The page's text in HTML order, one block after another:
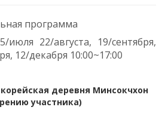
программа
22/августа, 19/сентября,
12/декабря 10:00~17:00
деревня Минсокчхон
участника)